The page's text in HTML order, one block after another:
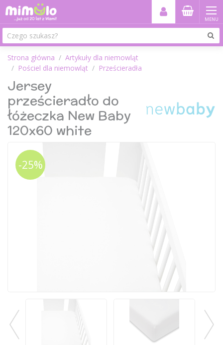
MENU
Strona główna
Artykuły dla niemowląt
Pościel dla niemowląt
Prześcieradła
Jersey
prześcieradło do
łóżeczka New Baby
120x60 white
-25%